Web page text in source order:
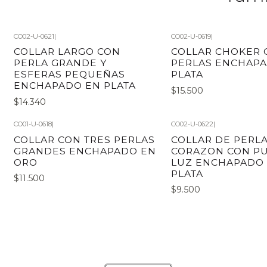
CO02-U-0621|
COLLAR LARGO CON
PERLA GRANDE Y
ESFERAS PEQUEÑAS
ENCHAPADO EN PLATA
$14.340
CO02-U-0619|
COLLAR CHOKER
PERLAS
PLATA
$15.500
CO01-U-0618|
COLLAR CON TRES PERLAS
GRANDES ENCHAPADO EN
ORO
$11.500
CO02-U-0622|
COLLAR DE
CORAZON CON
LUZ ENCHAPADO
PLATA
$9.500